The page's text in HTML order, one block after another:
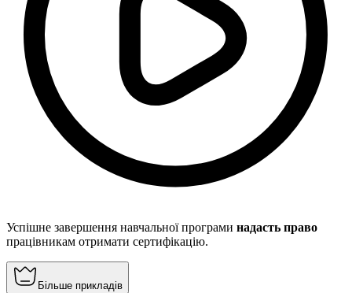
Успішне завершення навчальної програми надасть право
працівникам отримати сертифікацію.
Більше прикладів